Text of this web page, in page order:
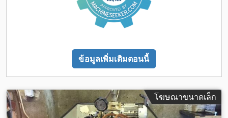
ข้อมูลเพิ่มเติมตอนนี้
โฆษณาขนาดเล็ก